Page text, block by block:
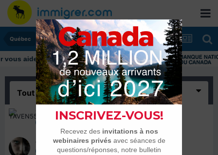
Québec
aider tout au long de votre transition
Tout(6)
YAVEN55
17 décembre 2021
gabyheinzy1
21 juillet 2017